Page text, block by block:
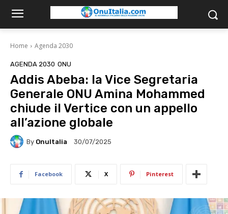
Home Agenda 2030
AGENDA 2030 ONU
Addis Abeba: la Vice Segretaria
Generale ONU Amina Mohammed
chiude il Vertice con un appello
all’azione globale
By OnuItalia 30/07/2025
Facebook X Pinterest